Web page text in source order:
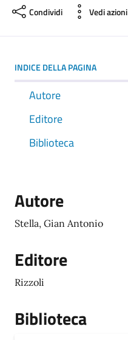
Condividi Vedi azioni
INDICE DELLA PAGINA
Autore
Editore
Biblioteca
Autore
Stella, Gian Antonio
Editore
Rizzoli
Biblioteca